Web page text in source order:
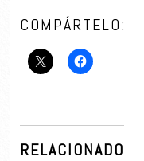
COMPÁRTELO:
RELACIONADO